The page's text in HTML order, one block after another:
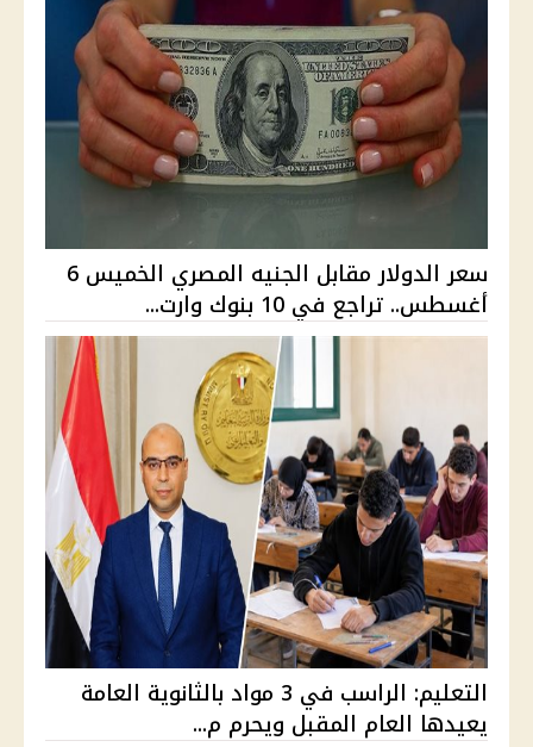
سعر الدولار مقابل الجنيه المصري الخميس 6
أغسطس.. تراجع في 10 بنوك وارت...
التعليم: الراسب في 3 مواد بالثانوية العامة
يعيدها العام المقبل ويحرم م...